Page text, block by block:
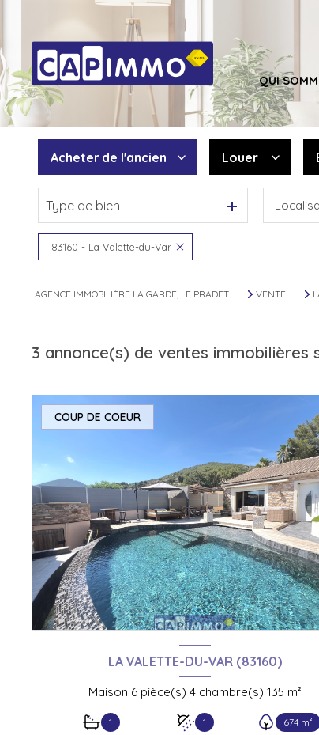
QUI
Acheter de l'ancien
De l'ancien
Du neuf
Louer
à l'année
Type de bien
83160 - La Valette-du-Var
AGENCE IMMOBILIÈRE LA GARDE, LE PRADET VENTE
3 annonce(s) de ventes immobilières
COUP DE COEUR
LA VALETTE-DU-VAR (83160)
Maison 6 pièce(s) 4 chambre(s) 135 m²
1 1 674 m²